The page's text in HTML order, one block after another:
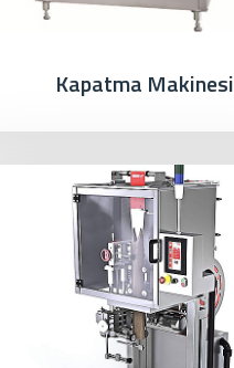
Kapatma Makinesi